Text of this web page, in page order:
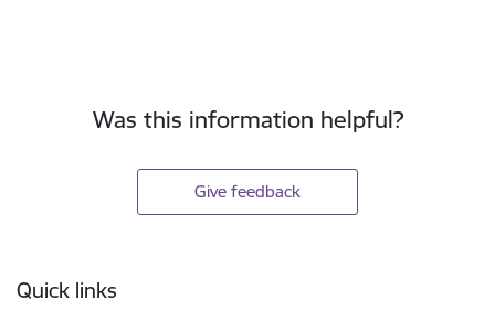
Was this information helpful?
Give feedback
Quick links